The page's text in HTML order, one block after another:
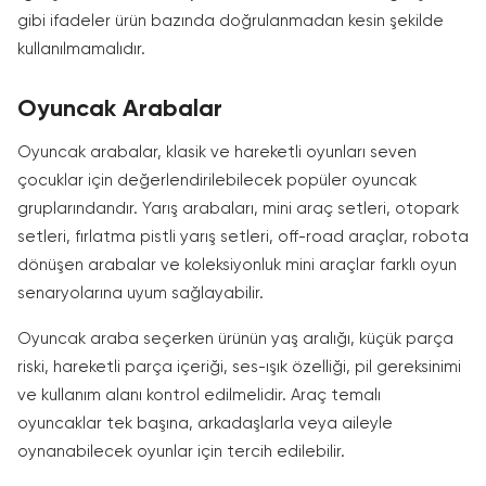
gibi ifadeler ürün bazında doğrulanmadan kesin şekilde
kullanılmamalıdır.
Oyuncak Arabalar
Oyuncak arabalar, klasik ve hareketli oyunları seven
çocuklar için değerlendirilebilecek popüler oyuncak
gruplarındandır. Yarış arabaları, mini araç setleri, otopark
setleri, fırlatma pistli yarış setleri, off-road araçlar, robota
dönüşen arabalar ve koleksiyonluk mini araçlar farklı oyun
senaryolarına uyum sağlayabilir.
Oyuncak araba seçerken ürünün yaş aralığı, küçük parça
riski, hareketli parça içeriği, ses-ışık özelliği, pil gereksinimi
ve kullanım alanı kontrol edilmelidir. Araç temalı
oyuncaklar tek başına, arkadaşlarla veya aileyle
oynanabilecek oyunlar için tercih edilebilir.